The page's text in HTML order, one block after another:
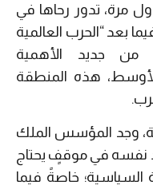
مرة، تدور رحاها في
بعد “الحرب العالمية
من جديد الأهمية
هذه المنطقة
وجد المؤسس الملك
نفسه في موقفٍ يحتاج
السياسية؛ خاصةً فيما